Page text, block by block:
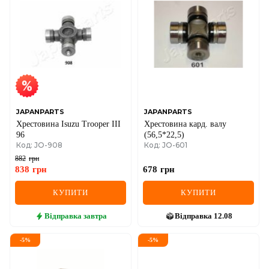
JAPANPARTS
Хрестовина Isuzu Trooper III
96
Код: JO-908
882 грн
838 грн
КУПИТИ
Відправка завтра
JAPANPARTS
Хрестовина кард. валу
(56,5*22,5)
Код: JO-601
678 грн
КУПИТИ
Відправка 12.08
-5% -5%